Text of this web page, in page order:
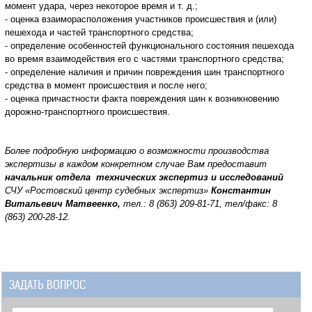
момент удара, через некоторое время и т. д.;
- оценка взаиморасположения участников происшествия и (или)
пешехода и частей транспортного средства;
- определение особенностей функционального состояния пешехода
во время взаимодействия его с частями транспортного средства;
- определение наличия и причин повреждения шин транспортного
средства в момент происшествия и после него;
- оценка причастности факта повреждения шин к возникновению
дорожно-транспортного происшествия.
Более подробную информацию о возможности производства
экспертизы в каждом конкретном случае Вам предоставит
начальник отдела технических экспертиз и исследований
СЧУ «Ростовский центр судебных экспертиз» Константин
Витальевич Матвеенко, тел.: 8 (863) 209-81-71, тел/факс: 8
(863) 200-28-12.
ЗАДАТЬ ВОПРОС